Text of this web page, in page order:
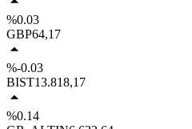
%0.03
GBP64,17
%-0.03
BIST13.818,17
%0.14